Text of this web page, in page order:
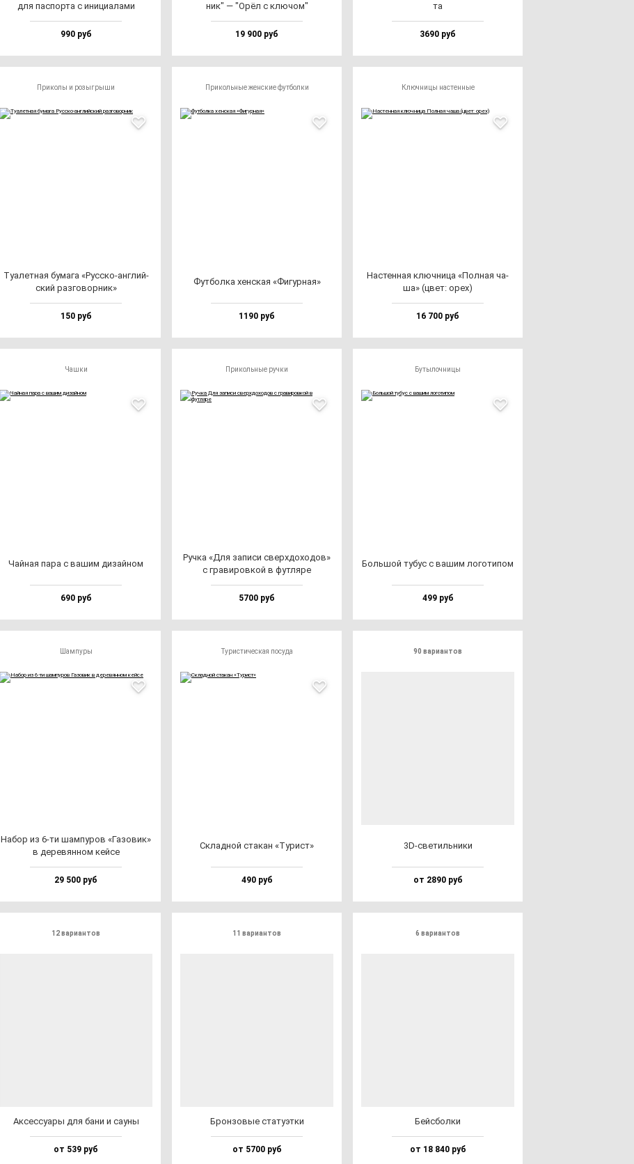
для пас­пор­та с ини­ци­ала­ми
990 руб
ник" — "Орёл с клю­чом"
19 900 руб
та
3690 руб
Приколы и розыгрыши
Туалет­ная бу­ма­га «Рус­ско-ан­глий­
ский раз­го­вор­ник»
150 руб
Прикольные женские футболки
Фут­бол­ка хен­ская «Фигур­ная»
1190 руб
Ключницы настенные
Нас­тен­ная ключ­ни­ца «Пол­ная ча­
ша» (цвет: орех)
16 700 руб
Чашки
Чай­ная па­ра с ва­шим ди­зай­ном
690 руб
Прикольные ручки
Руч­ка «Для за­пи­си свер­хдо­хо­дов»
с гра­ви­ров­кой в фут­ля­ре
5700 руб
Бутылочницы
Боль­шой ту­бус с ва­шим ло­го­ти­пом
499 руб
Шампуры
Набор из 6-ти шам­пу­ров «Газо­вик»
в де­ре­вян­ном кей­се
29 500 руб
Туристическая посуда
Склад­ной ста­кан «Турист»
490 руб
90 вариантов
3D-све­тиль­ни­ки
от 2890 руб
12 вариантов
Аксес­су­ары для ба­ни и са­уны
от 539 руб
11 вариантов
Брон­зо­вые ста­ту­эт­ки
от 5700 руб
6 вариантов
Бей­сбол­ки
от 18 840 руб